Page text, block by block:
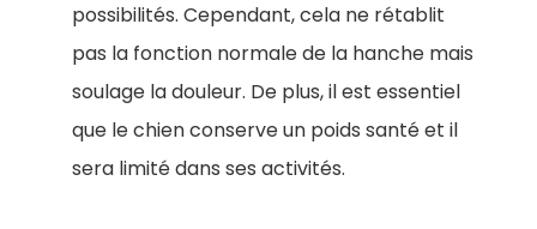
possibilités. Cependant, cela ne rétablit
pas la fonction normale de la hanche mais
soulage la douleur. De plus, il est essentiel
que le chien conserve un poids santé et il
sera limité dans ses activités.